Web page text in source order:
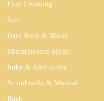
Easy Listening
Jazz
Hard Rock & Metal
Miscellaneous Music
Indie & Alternative
Soundtracks & Musical
Rock